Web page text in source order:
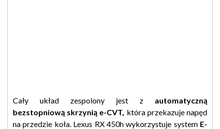
Cały układ zespolony jest z automatyczną
bezstopniową skrzynią e-CVT, która przekazuje napęd
na przedzie koła. Lexus RX 450h wykorzystuje systemE-